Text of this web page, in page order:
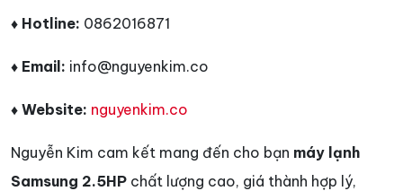
♦ Hotline: 0862016871
♦ Email: info@nguyenkim.co
♦ Website: nguyenkim.co
Nguyễn Kim cam kết mang đến cho bạn máy lạnh
Samsung 2.5HP chất lượng cao, giá thành hợp lý,